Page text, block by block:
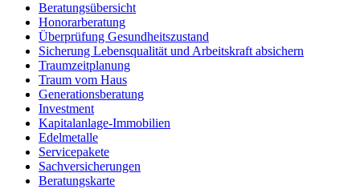
Beratungsübersicht
Honorar­beratung
Überprüfung Gesundheits­zustand
Sicherung Lebensqualität und Arbeitskraft absichern
Traumzeit­planung
Traum vom Haus
Generationsberatung
Investment
Kapitalanlage-Immobilien
Edelmetalle
Servicepakete
Sachversicherungen
Beratungskarte